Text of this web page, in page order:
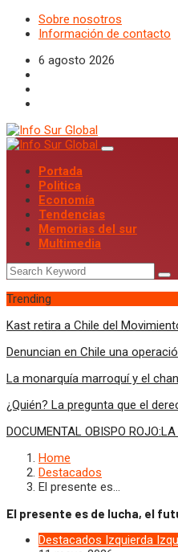
Sobre nosotros
Información de contacto
6 agosto 2026
Portada
Politica
Economía
Tendencias
Memorias del sur
Multimedia
Trending
Kast retira a Chile del
Denuncian en Chile una
La monarquía marroquí y el
¿Quién? La pregunta que el
DOCUMENTAL OBISPO
Home
Destacados
El presente es…
El presente es de lucha, el
Destacados Izquierda